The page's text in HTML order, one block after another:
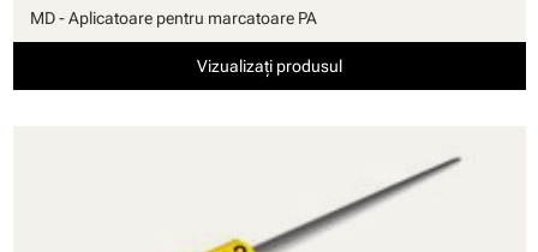
MD - Aplicatoare pentru marcatoare PA
Vizualizați produsul